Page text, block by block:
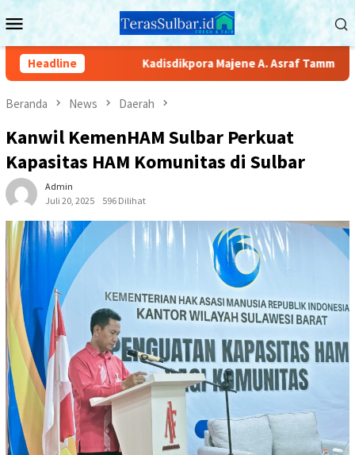
ke
Mobile
Headline Kadisdikpora Majene A. Asraf Tammalele Buka
Beranda News Daerah
Kanwil KemenHAM Sulbar Perkuat
Kapasitas HAM Komunitas di Sulbar
Admin
Juli 20, 2025
596 Dilihat